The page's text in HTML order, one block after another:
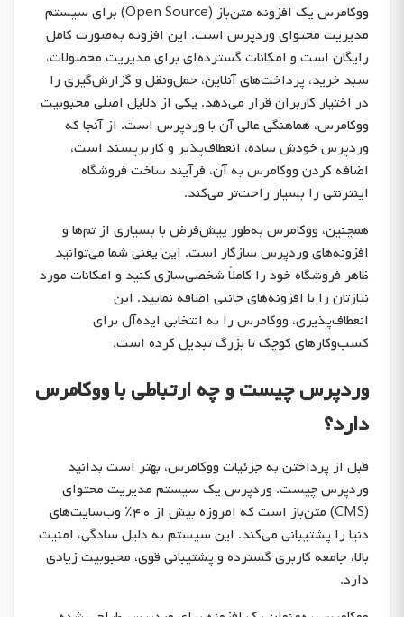
ووکامرس یک افزونه متن‌باز (Open Source) برای سیستم
مدیریت محتوای وردپرس است. این افزونه به‌صورت کامل
رایگان است و امکانات گسترده‌ای برای مدیریت محصولات،
سبد خرید، پرداخت‌های آنلاین، حمل‌ونقل و گزارش‌گیری را
در اختیار کاربران قرار می‌دهد. یکی از دلایل اصلی محبوبیت
ووکامرس، هماهنگی عالی آن با وردپرس است. از آنجا که
وردپرس خودش ساده، انعطاف‌پذیر و کاربرپسند است،
اضافه کردن ووکامرس به آن، فرآیند ساخت فروشگاه
اینترنتی را بسیار راحت‌تر می‌کند.
همچنین، ووکامرس به‌طور پیش‌فرض با بسیاری از تم‌ها و
افزونه‌های وردپرس سازگار است. این یعنی شما می‌توانید
ظاهر فروشگاه خود را کاملاً شخصی‌سازی کنید و امکانات مورد
نیازتان را با افزونه‌های جانبی اضافه نمایید. این
انعطاف‌پذیری، ووکامرس را به انتخابی ایده‌آل برای
کسب‌وکارهای کوچک تا بزرگ تبدیل کرده است.
وردپرس چیست و چه ارتباطی با ووکامرس
دارد؟
قبل از پرداختن به جزئیات ووکامرس، بهتر است بدانید
وردپرس چیست. وردپرس یک سیستم مدیریت محتوای
(CMS) متن‌باز است که امروزه بیش از ۴۰٪ وب‌سایت‌های
دنیا را پشتیبانی می‌کند. این سیستم به دلیل سادگی، امنیت
بالا، جامعه کاربری گسترده و پشتیبانی قوی، محبوبیت زیادی
دارد.